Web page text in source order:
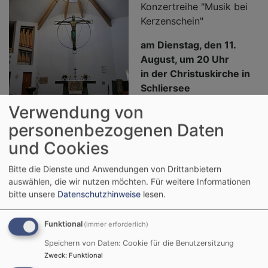
Konzertreihe "Musik bei
Kerzenschein"
am Dienstag, den 11.
August, um 20 Uhr
in der Christuskirche in
Schliersee
mit Thomas Heptner, Oboe, Christoph Heptner, Flöte
und Martina Holzer, Harfe
Der Eintritt ist frei, um Spenden wird gebeten.
Weitere Termine:
Dienstag, den 18. August, um 20 Uhr
Katrin Ambrosius-Baldus, Violine und Sarah Cocco,
Harfe
Verwendung von
personenbezogenen Daten
und Cookies
Bitte die Dienste und Anwendungen von Drittanbietern
auswählen, die wir nutzen möchten. Für weitere Informationen
bitte unsere Datenschutzhinweise lesen.
Funktional (immer erforderlich)
Speichern von Daten: Cookie für die Benutzersitzung
Zweck: Funktional